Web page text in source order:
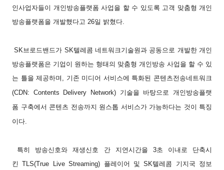
인사업자들이 개인방송플랫폼 사업을 할 수 있도록 고객 맞춤형 개인
방송플랫폼을 개발했다고 26일 밝혔다.
SK브로드밴드가 SK텔레콤 네트워크기술원과 공동으로 개발한 개인
방송플랫폼은 기업이 원하는 형태의 맞춤형 개인방송 사업을 할 수 있
는 틀을 제공하며 , 기존 미디어 서비스에 특화된 콘텐츠전송네트워크
(CDN: Contents Delivery Network) 기술을 바탕으로
개인방송플랫
폼 구축에서 콘텐츠 전송까지 원스톱 서비스가 가능하다는 것이 특징
이다.
특히 방송신호와 재생신호 간 지연시간을 3초 이내로
단축시
킨
TLS(True Live Streaming) 플레이어 및 SK텔레콤 기지국 정보